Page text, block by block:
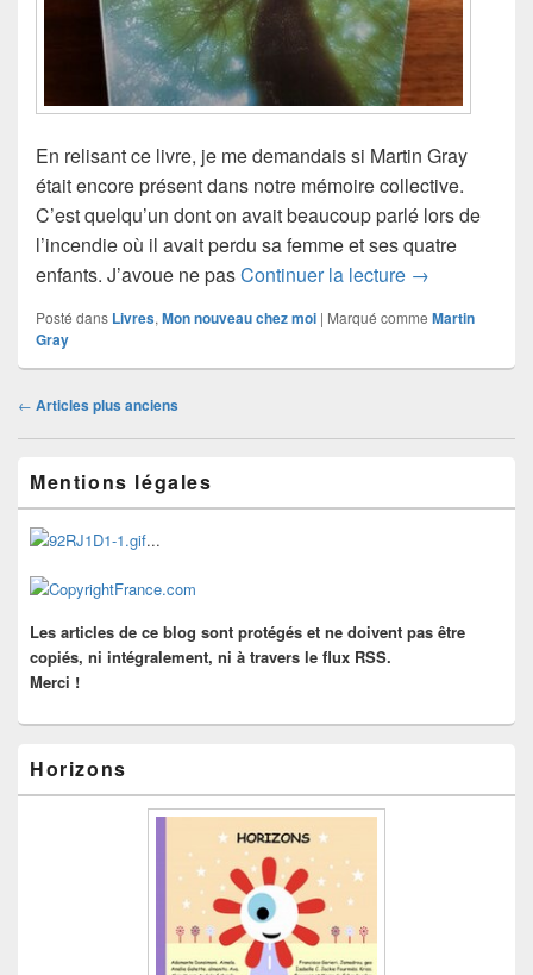
En relisant ce livre, je me demandais si Martin Gray
était encore présent dans notre mémoire collective.
C’est quelqu’un dont on avait beaucoup parlé lors de
l’incendie où il avait perdu sa femme et ses quatre
enfants. J’avoue ne pasContinuer la lecture Martin Gray,
→
Posté dans Livres, Mon nouveau chez moi | Marqué comme Martin
Gray
Navigation
articles
← Articles plus anciens
principale
de
widget
pour
barre
Mentions légales
...
Les articles de ce blog sont protégés et ne doivent pas être
copiés, ni intégralement, ni à travers le flux RSS.
Merci !
Horizons